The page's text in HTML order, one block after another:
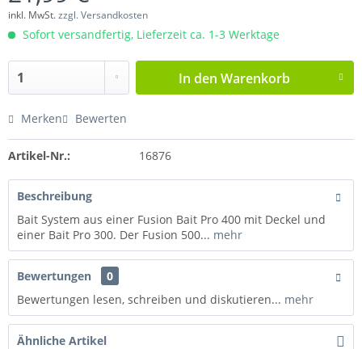
inkl. MwSt.zzgl. Versandkosten
Sofort versandfertig, Lieferzeit ca. 1-3 Werktage
In den Warenkorb
Merken Bewerten
Artikel-Nr.: 16876
Beschreibung
Bait System aus einer Fusion Bait Pro 400 mit Deckel und
einer Bait Pro 300. Der Fusion 500... mehr
Bewertungen
0
Bewertungen lesen, schreiben und diskutieren... mehr
Ähnliche Artikel